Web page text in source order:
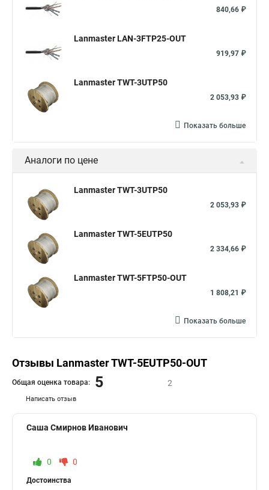
840,66 ₽
Lanmaster LAN-3FTP25-OUT
919,97 ₽
Lanmaster TWT-3UTP50
2 053,93 ₽
Показать больше
Аналоги по цене
Lanmaster TWT-3UTP50
2 053,93 ₽
Lanmaster TWT-5EUTP50
2 334,66 ₽
Lanmaster TWT-5FTP50-OUT
1 808,21 ₽
Показать больше
Отзывы Lanmaster TWT-5EUTP50-OUT
Написать отзыв
Общая оценка товара: 5 2
Саша Смирнов Иванович
0 0
Достоинства